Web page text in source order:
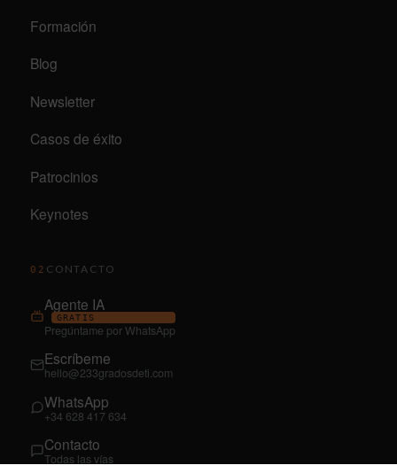
Formación
Blog
Newsletter
Casos de éxito
Patrocinios
Keynotes
02 CONTACTO
Agente IA
GRATIS
Pregúntame por WhatsApp
Escríbeme
hello@233gradosdeti.com
WhatsApp
+34 628 417 634
Contacto
Todas las vías